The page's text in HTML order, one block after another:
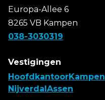
Europa-Allee 6
8265 VB Kampen
038-3030319
Vestigingen
HoofdkantoorKampen
Nijverdal Assen